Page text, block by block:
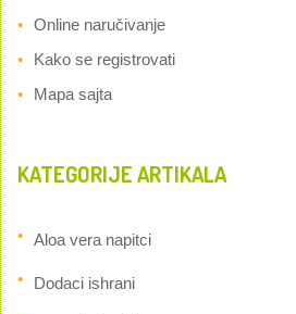
Online naručivanje
Kako se registrovati
Mapa sajta
KATEGORIJE ARTIKALA
Aloa vera napitci
Dodaci ishrani